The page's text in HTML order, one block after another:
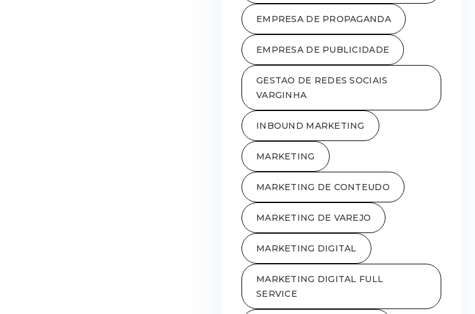
EMPRESA DE PROPAGANDA
EMPRESA DE PUBLICIDADE
GESTAO DE REDES SOCIAIS
VARGINHA
INBOUND MARKETING
MARKETING
MARKETING DE CONTEUDO
MARKETING DE VAREJO
MARKETING DIGITAL
MARKETING DIGITAL FULL
SERVICE